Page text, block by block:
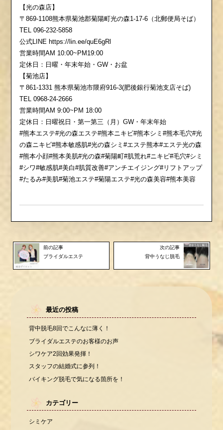
【光の森店】
〒869-1108熊本県菊池郡菊陽町光の森1-17-6（北郵便局そば）
TEL 096-232-5858
公式LINE https://lin.ee/quE6gRl
営業時間AM 10:00~PM19:00
定休日：日曜・年末年始・GW・お盆
【菊池店】
〒861-1331 熊本県菊池市隈府916-3(肥後銀行菊池支店そば)
TEL 0968-24-2666
営業時間AM 9:00~PM 18:00
定休日：日曜祝日・第一第三（月）GW・年末年始
#熊本エステ#光の森エステ#熊本ニキビ#熊本シミ#熊本毛穴#光
の森ニキビ#熊本敏感肌#光の森シミ#エステ熊本#エステ光の森
#熊本小顔#熊本美肌#光の森#菊陽町#肌荒れ#ニキビ#毛穴#シミ
#シワ#敏感肌#美白#肌質改善#アンチエイジング#リフトアップ
#たるみ#美肌#菊池エステ#菊陽エステ#光の森美容#熊本美容
前の記事
ブライダルエステ
次の記事
背中うなじ脱毛
最近の投稿
背中脱毛8回でこんなに薄く！
ブライダルエステのお客様のお声
シワケア2回効果発揮！
スタッフの結婚式に参列！
バイキング脱毛で気になる箇所を！
カテゴリー
シミケア